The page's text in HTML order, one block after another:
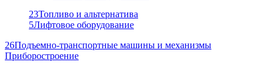
23Топливо и альтернатива
5Лифтовое оборудование
26Подъемно-транспортные машины и механизмы
Приборостроение